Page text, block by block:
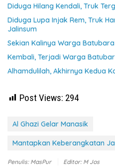
Diduga Hilang Kendali, Truk
Diduga Lupa Injak Rem, Truk
Jalinsum
Sekian Kalinya Warga
Kembali, Terjadi Warga
Alhamdulilah, Akhirnya Kedua
Post Views: 294
Al Ghazi Gelar Manasik
Mantapkan Keberangkatan
Penulis: MasPur Editor: M Jos